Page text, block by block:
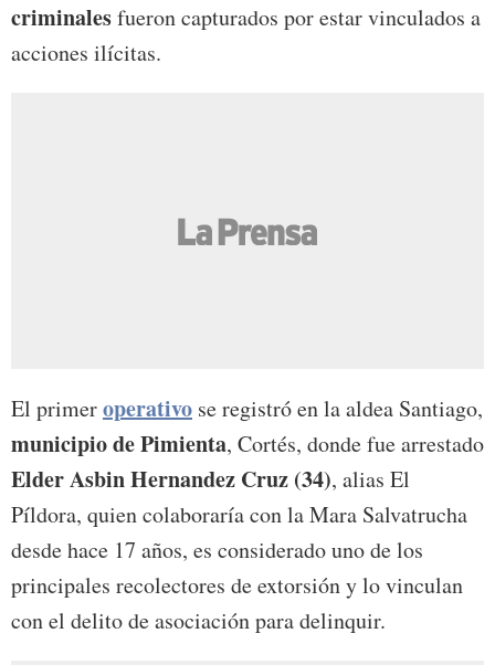
criminalesfueron capturados por estar vinculados a
acciones ilícitas.
El primeroperativo se registró en la aldea Santiago,
municipio de Pimienta, Cortés, donde fue arrestado
Elder Asbin Hernandez Cruz (34), alias El
Píldora, quien colaboraría con la Mara Salvatrucha
desde hace 17 años, es considerado uno de los
principales recolectores de extorsión y lo vinculan
con el delito de asociación para delinquir.